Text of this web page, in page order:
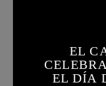
EL
EL DÍA